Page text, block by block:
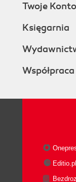
Twoje Konto
Księgarnia
Współpraca
Editio.pl